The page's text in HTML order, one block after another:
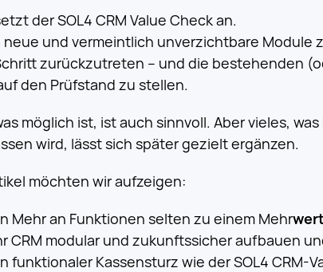
der SOL4 CRM Value Check an.
und vermeintlich unverzichtbare Module
zurückzutreten – und die bestehenden
den Prüfstand zu stellen.
möglich ist, ist auch sinnvoll. Aber vieles,
wird, lässt sich später gezielt ergänzen.
möchten wir aufzeigen:
Mehr an Funktionen selten zu einem Mehrwert
CRM modular und zukunftssicher aufbauen
funktionaler Kassensturz wie der SOL4 CRM-